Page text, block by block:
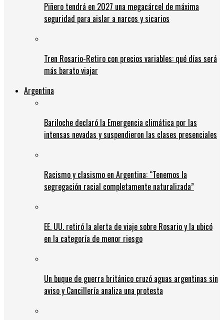
Piñero tendrá en 2027 una megacárcel de máxima
seguridad para aislar a narcos y sicarios
Tren Rosario-Retiro con precios variables: qué días será
más barato viajar
Argentina
Bariloche declaró la Emergencia climática por las
intensas nevadas y suspendieron las clases presenciales
Racismo y clasismo en Argentina: “Tenemos la
segregación racial completamente naturalizada”
EE. UU. retiró la alerta de viaje sobre Rosario y la ubicó
en la categoría de menor riesgo
Un buque de guerra británico cruzó aguas argentinas sin
aviso y Cancillería analiza una protesta